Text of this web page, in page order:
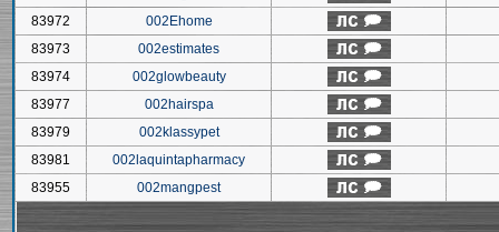
83972
002Ehome
83973
002estimates
83974
002glowbeauty
83977
002hairspa
83979
002klassypet
83981
002laquintapharmacy
83955
002mangpest